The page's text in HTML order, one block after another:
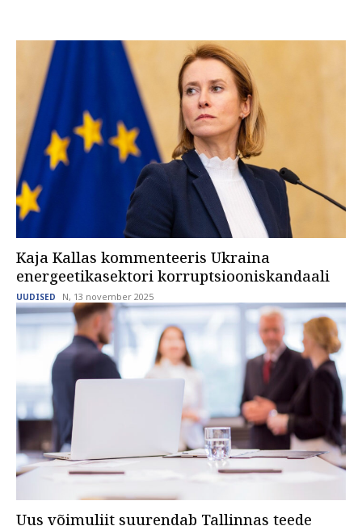
Kaja Kallas kommenteeris Ukraina
energeetikasektori korruptsiooniskandaali
UUDISED N, 13 november 2025
Uus võimuliit suurendab Tallinnas teede